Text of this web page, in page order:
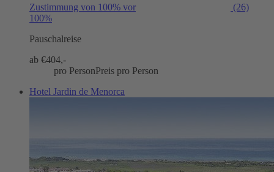
Zustimmung von 100% vor
(26)
100%
Pauschalreise
ab €404,-
pro PersonPreis pro Person
Hotel Jardin de Menorca